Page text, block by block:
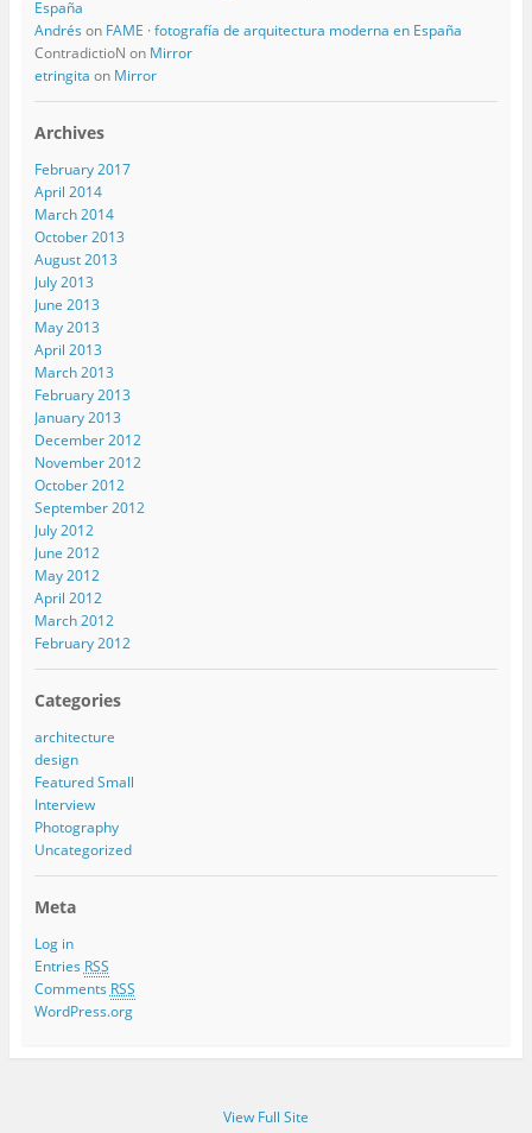
España
Andrés on FAME · fotografía de arquitectura moderna en España
ContradictioN on Mirror
etringita on Mirror
Archives
February 2017
April 2014
March 2014
October 2013
August 2013
July 2013
June 2013
May 2013
April 2013
March 2013
February 2013
January 2013
December 2012
November 2012
October 2012
September 2012
July 2012
June 2012
May 2012
April 2012
March 2012
February 2012
Categories
architecture
design
Featured Small
Interview
Photography
Uncategorized
Meta
Log in
Entries RSS
Comments RSS
WordPress.org
View Full Site